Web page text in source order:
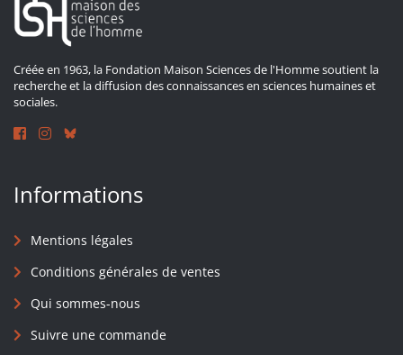
Créée en 1963, la Fondation Maison Sciences de l'Homme soutient la
recherche et la diffusion des connaissances en sciences humaines et
sociales.
Informations
Mentions légales
Conditions générales de ventes
Qui sommes-nous
Suivre une commande